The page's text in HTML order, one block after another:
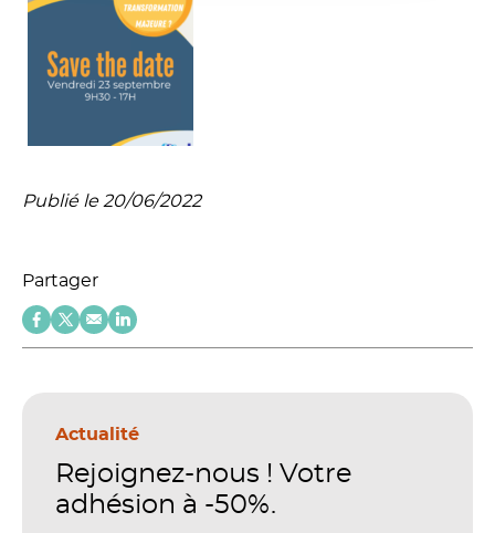
Publié le 20/06/2022
Partager
Actualité
Rejoignez-nous ! Votre
adhésion à -50%.